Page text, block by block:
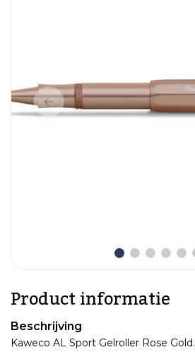
Product informatie
Beschrijving
Kaweco AL Sport Gelroller Rose Gold.